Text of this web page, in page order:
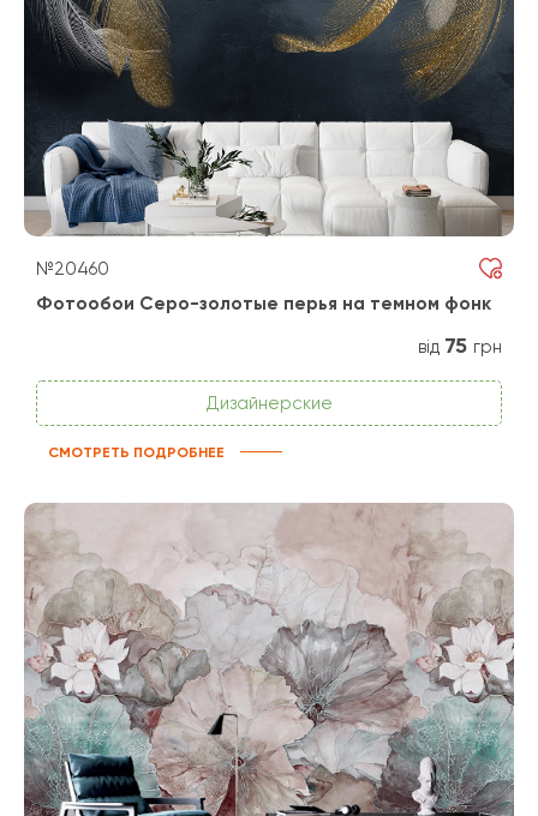
№20460
Фотообои Серо-золотые перья на темном фонк
від 75 грн
Дизайнерские
СМОТРЕТЬ ПОДРОБНЕЕ